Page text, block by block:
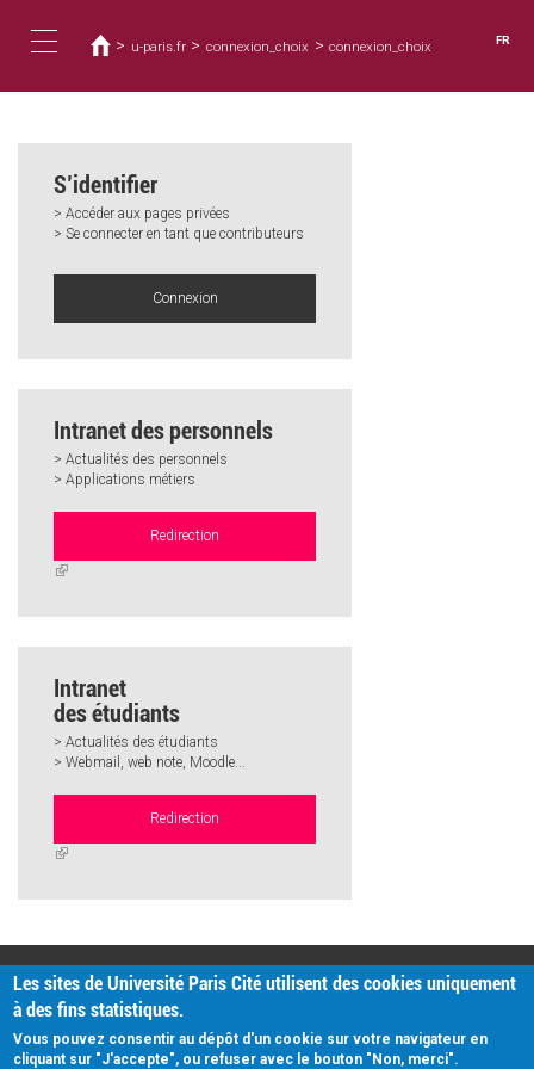
contenu
navigation
êtes
ici
> u-paris.fr > connexion_choix > connexion_choix FR
S’identifier
> Accéder aux pages privées
> Se connecter en tant que contributeurs
Connexion
Intranet des personnels
> Actualités des personnels
> Applications métiers
Redirection
(link
Intranet
des étudiants
> Actualités des étudiants
> Webmail, web note, Moodle...
Redirection
(link
PRATIQUE
Plan d'accès
Intranet
Mentions légales
Données personnelles
Les sites de Université Paris Cité utilisent des cookies uniquement
à des fins statistiques.
Vous pouvez consentir au dépôt d'un cookie sur votre navigateur en
cliquant sur "J'accepte", ou refuser avec le bouton "Non, merci".